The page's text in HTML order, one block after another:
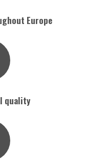
Europe
quality